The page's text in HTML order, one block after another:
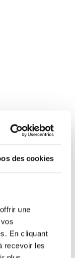
des cookies
une
En cliquant
recevoir les